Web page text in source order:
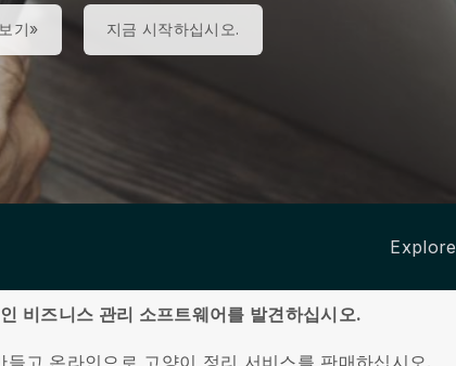
기» 지금 시작하십시오.
Explore
비즈니스 관리 소프트웨어를 발견하십시오.
고 온라인으로 고양이 정리 서비스를 판매하십시오.